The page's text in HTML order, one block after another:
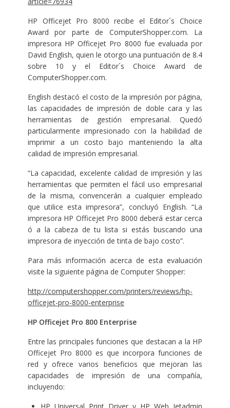
HP Officejet Pro 8000 recibe el Editor´s Choice
Award por parte de ComputerShopper.com. La
impresora HP Officejet Pro 8000 fue evaluada por
David English, quien le otorgo una puntuación de 8.4
sobre 10 y el Editor´s Choice Award de
ComputerShopper.com.
English destacó el costo de la impresión por página,
las capacidades de impresión de doble cara y las
herramientas de gestión empresarial. Quedó
particularmente impresionado con la habilidad de
imprimir a un costo bajo manteniendo la alta
calidad de impresión empresarial.
“La capacidad, excelente calidad de impresión y las
herramientas que permiten el fácil uso empresarial
de la misma, convencerán a cualquier empleado
que utilice esta impresora”, concluyó English. “La
impresora HP Officejet Pro 8000 deberá estar cerca
ó a la cabeza de tu lista si estás buscando una
impresora de inyección de tinta de bajo costo”.
Para más información acerca de esta evaluación
visite la siguiente página de Computer Shopper:
http://computershopper.com/printers/reviews/hp-
officejet-pro-8000-enterprise
HP Officejet Pro 800 Enterprise
Entre las principales funciones que destacan a la HP
Officejet Pro 8000 es que incorpora funciones de
red y ofrece varios beneficios que mejoran las
capacidades de impresión de una compañía,
incluyendo: